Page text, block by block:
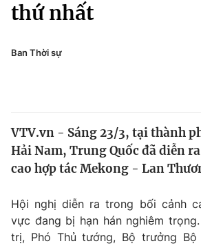
Xã hội
Pháp luật
Thế giới
Tin tức
Câu chuyện quốc tế
Kinh tế
Tài chính
Thị trường
Dữ liệu và đời sống
Văn hóa - Giải trí
Công nghệ
thứ nhất
Ban Thời sự
VTV.vn - Sáng 23/3, tại thành
Hải Nam, Trung Quốc đã diễn
cao hợp tác Mekong - Lan
Hội nghị diễn ra trong bối cảnh
vực đang bị hạn hán nghiêm
trị, Phó Thủ tướng, Bộ trưởng Bộ